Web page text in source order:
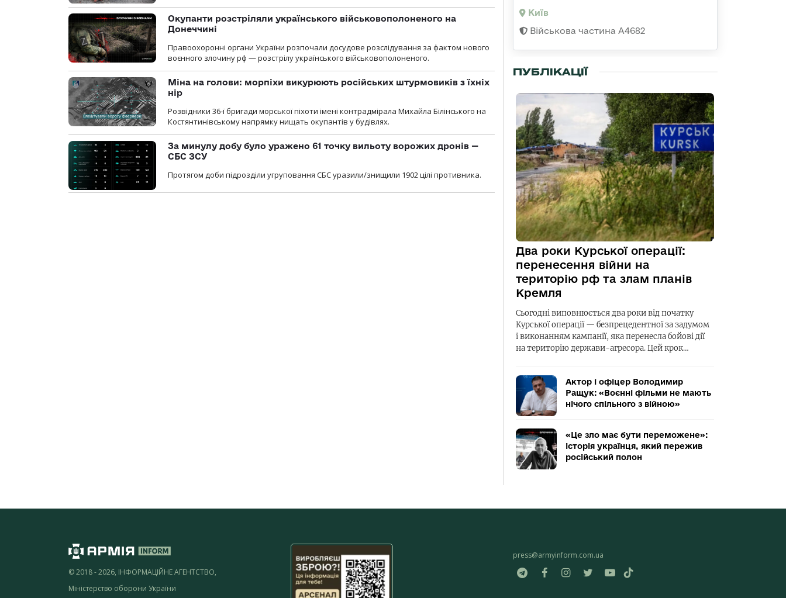
Окупанти розстріляли українського військовополоненого на
Донеччині
Правоохоронні органи України розпочали досудове розслідування за фактом нового
воєнного злочину рф — розстрілу українського військовополоненого.
Міна на голови: морпіхи викурюють російських штурмовиків з їхніх
нір
Розвідники 36-ї бригади морської піхоти імені контрадмірала Михайла Білінського на
Костянтинівському напрямку нищать окупантів у будівлях.
За минулу добу було уражено 61 точку вильоту ворожих дронів —
СБС ЗСУ
Протягом доби підрозділи угруповання СБС уразили/знищили 1902 цілі противника.
Київ
Військова частина А4682
ПУБЛІКАЦІЇ
Два роки Курської операції:
перенесення війни на
територію рф та злам планів
Кремля
Сьогодні виповнюється два роки від початку
Курської операції — безпрецедентної за задумом
і виконанням кампанії, яка перенесла бойові дії
на територію держави-агресора. Цей крок…
Актор і офіцер Володимир
Ращук: «Воєнні фільми не мають
нічого спільного з війною»
«Це зло має бути переможене»:
історія українця, який пережив
російський полон
© 2018 - 2026, ІНФОРМАЦІЙНЕ АГЕНТСТВО,
Міністерство оборони України
press@armyinform.com.ua